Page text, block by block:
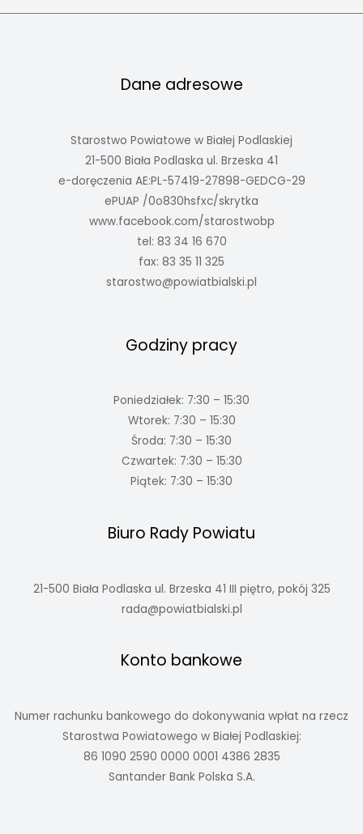
Dane adresowe
Starostwo Powiatowe w Białej Podlaskiej
21-500 Biała Podlaska ul. Brzeska 41
e-doręczenia AE:PL-57419-27898-GEDCG-29
ePUAP /0o830hsfxc/skrytka
www.facebook.com/starostwobp
tel: 83 34 16 670
fax: 83 35 11 325
starostwo@powiatbialski.pl
Godziny pracy
Poniedziałek: 7:30 – 15:30
Wtorek: 7:30 – 15:30
Środa: 7:30 – 15:30
Czwartek: 7:30 – 15:30
Piątek: 7:30 – 15:30
Biuro Rady Powiatu
21-500 Biała Podlaska ul. Brzeska 41 III piętro, pokój 325
rada@powiatbialski.pl
Konto bankowe
Numer rachunku bankowego do dokonywania wpłat na rzecz
Starostwa Powiatowego w Białej Podlaskiej:
86 1090 2590 0000 0001 4386 2835
Santander Bank Polska S.A.